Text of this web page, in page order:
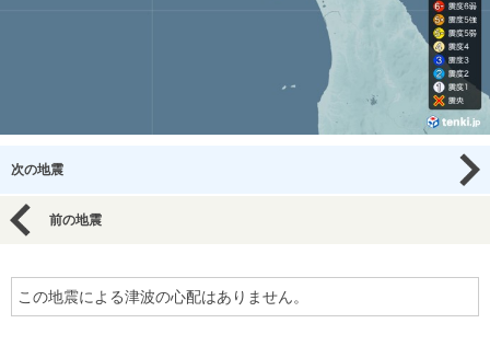
次の地震
前の地震
この地震による津波の心配はありません。